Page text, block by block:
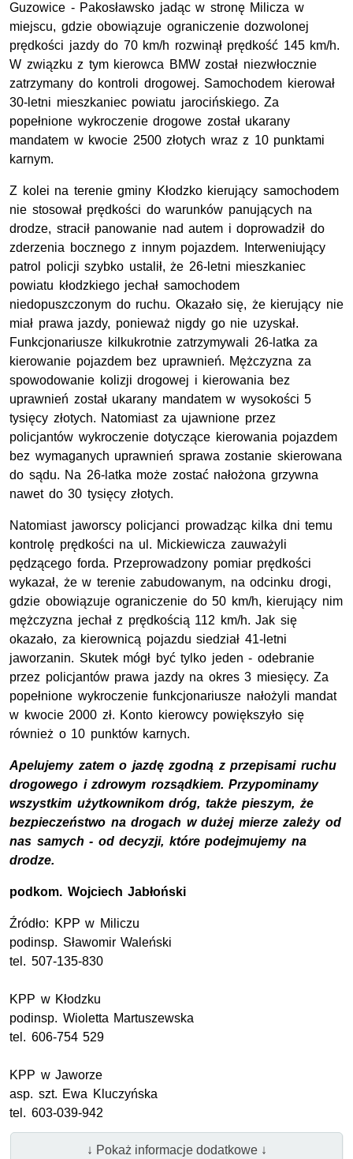
Guzowice - Pakosławsko jadąc w stronę Milicza w
miejscu, gdzie obowiązuje ograniczenie dozwolonej
prędkości jazdy do 70 km/h rozwinął prędkość 145 km/h.
W związku z tym kierowca BMW został niezwłocznie
zatrzymany do kontroli drogowej. Samochodem kierował
30-letni mieszkaniec powiatu jarocińskiego. Za
popełnione wykroczenie drogowe został ukarany
mandatem w kwocie 2500 złotych wraz z 10 punktami
karnym.
Z kolei na terenie gminy Kłodzko kierujący samochodem
nie stosował prędkości do warunków panujących na
drodze, stracił panowanie nad autem i doprowadził do
zderzenia bocznego z innym pojazdem. Interweniujący
patrol policji szybko ustalił, że 26-letni mieszkaniec
powiatu kłodzkiego jechał samochodem
niedopuszczonym do ruchu. Okazało się, że kierujący nie
miał prawa jazdy, ponieważ nigdy go nie uzyskał.
Funkcjonariusze kilkukrotnie zatrzymywali 26-latka za
kierowanie pojazdem bez uprawnień. Mężczyzna za
spowodowanie kolizji drogowej i kierowania bez
uprawnień został ukarany mandatem w wysokości 5
tysięcy złotych. Natomiast za ujawnione przez
policjantów wykroczenie dotyczące kierowania pojazdem
bez wymaganych uprawnień sprawa zostanie skierowana
do sądu. Na 26-latka może zostać nałożona grzywna
nawet do 30 tysięcy złotych.
Natomiast jaworscy policjanci prowadząc kilka dni temu
kontrolę prędkości na ul. Mickiewicza zauważyli
pędzącego forda. Przeprowadzony pomiar prędkości
wykazał, że w terenie zabudowanym, na odcinku drogi,
gdzie obowiązuje ograniczenie do 50 km/h, kierujący nim
mężczyzna jechał z prędkością 112 km/h. Jak się
okazało, za kierownicą pojazdu siedział 41-letni
jaworzanin. Skutek mógł być tylko jeden - odebranie
przez policjantów prawa jazdy na okres 3 miesięcy. Za
popełnione wykroczenie funkcjonariusze nałożyli mandat
w kwocie 2000 zł. Konto kierowcy powiększyło się
również o 10 punktów karnych.
Apelujemy zatem o jazdę zgodną z przepisami ruchu
drogowego i zdrowym rozsądkiem. Przypominamy
wszystkim użytkownikom dróg, także pieszym, że
bezpieczeństwo na drogach w dużej mierze zależy od
nas samych - od decyzji, które podejmujemy na
drodze.
podkom. Wojciech Jabłoński
Źródło: KPP w Miliczu
podinsp. Sławomir Waleński
tel. 507-135-830
KPP w Kłodzku
podinsp. Wioletta Martuszewska
tel. 606-754 529
KPP w Jaworze
asp. szt. Ewa Kluczyńska
tel. 603-039-942
↓ Pokaż informacje dodatkowe ↓